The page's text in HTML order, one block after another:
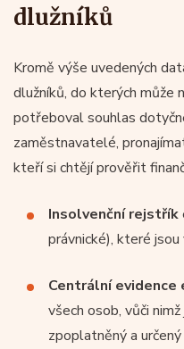
dlužníků
Kromě výše uvedených
dlužníků, do kterých může
potřeboval souhlas
zaměstnavatelé,
kteří si chtějí prověřit
Insolvenční rejstřík
právnické), které
Centrální evidence
všech osob, vůči
zpoplatněný a